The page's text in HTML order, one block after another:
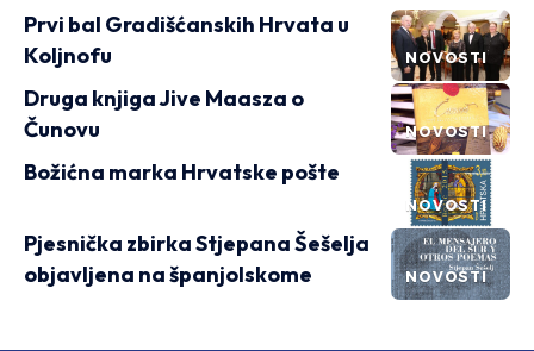
NOVOSTI
Prvi bal Gradišćanskih Hrvata u
Koljnofu
NOVOSTI
Druga knjiga Jive Maasza o
Čunovu
NOVOSTI
Božićna marka Hrvatske pošte
NOVOSTI
Pjesnička zbirka Stjepana Šešelja
objavljena na španjolskome